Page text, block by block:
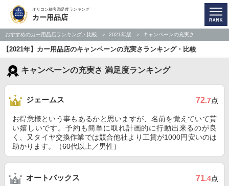
オリコン顧客満足度ランキング
カー用品店
おすすめのカー用品店ランキング・比較 2021年版 キャンペーンの充実さ
【2021年】カー用品店のキャンペーンの充実さランキング・比較
キャンペーンの充実さ 満足度ランキング
ジェームス 72.7点
お得意様という事もあるかと思いますが、名前を覚えていて貰
い嬉しいです。予約も簡単に取れ計画的に行動出来るのが良
く、又タイヤ交換作業では競合他社より工賃が1000円安いのは
助かります。（60代以上／男性）
オートバックス 71.4点